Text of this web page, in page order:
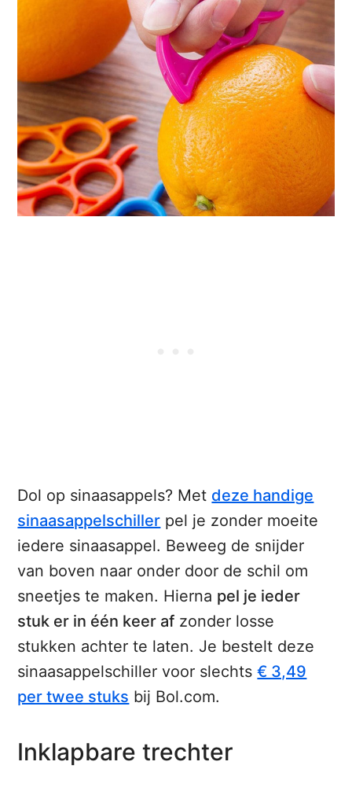
Dol op sinaasappels? Met deze handige
sinaasappelschiller pel je zonder moeite
iedere sinaasappel. Beweeg de snijder
van boven naar onder door de schil om
sneetjes te maken. Hierna pel je ieder
stuk er in één keer af zonder losse
stukken achter te laten. Je bestelt deze
sinaasappelschiller voor slechts€ 3,49
per twee stuks bij Bol.com.
Inklapbare trechter